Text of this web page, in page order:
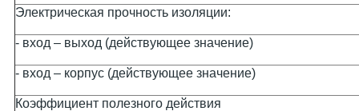
Электрическая прочность изоляции:
- вход – выход (действующее значение)
- вход – корпус (действующее значение)
Коэффициент полезного действия